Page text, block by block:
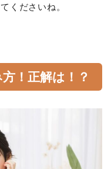
くださいね。
！正解は！？